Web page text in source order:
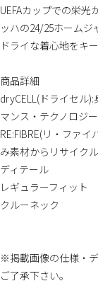
UEFAカップでの栄
ッハの24/25ホームジ
ドライな着心地をキー
商品詳細
dryCELL(ドライセル
マンス・テクノロジー
RE:FIBRE(リ・ファ
み素材からリサイク
ディテール
レギュラーフィット
クルーネック
※掲載画像の仕様・
ご了承下さい。